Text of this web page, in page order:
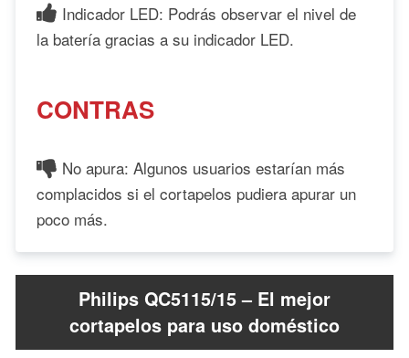
Indicador LED: Podrás observar el nivel de
la batería gracias a su indicador LED.
CONTRAS
No apura: Algunos usuarios estarían más
complacidos si el cortapelos pudiera apurar un
poco más.
Philips QC5115/15 – El mejor
cortapelos para uso doméstico